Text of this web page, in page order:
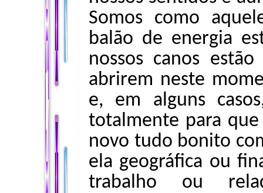
Somos como
balão de energia
nossos canos
abrirem neste
e, em alguns
totalmente para
novo tudo bonito
ela geográfica ou
trabalho ou